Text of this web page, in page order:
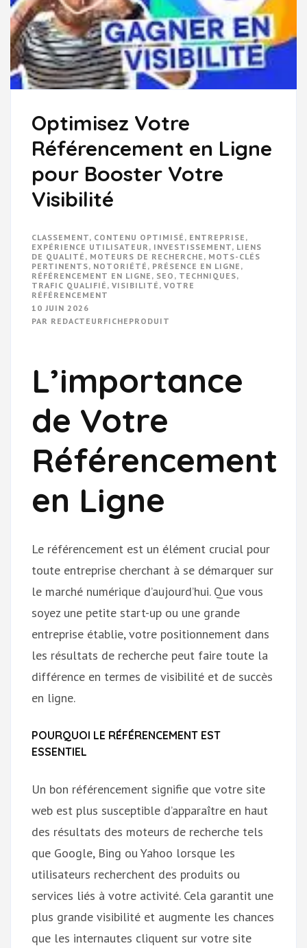
Optimisez Votre
Référencement en Ligne
pour Booster Votre
Visibilité
CLASSEMENT, CONTENU OPTIMISÉ , ENTREPRISE ,
EXPÉRIENCE UTILISATEUR , INVESTISSEMENT, LIENS
DE QUALITÉ , MOTEURS DE RECHERCHE , MOTS-CLÉS
PERTINENTS, NOTORIÉTÉ , PRÉSENCE EN LIGNE ,
RÉFÉRENCEMENT EN LIGNE , SEO , TECHNIQUES,
TRAFIC QUALIFIÉ , VISIBILITÉ , VOTRE
RÉFÉRENCEMENT
10 JUIN 2026
PAR REDACTEURFICHEPRODUIT
L’importance
de Votre
Référencement
en Ligne
Le référencement est un élément crucial pour
toute entreprise cherchant à se démarquer sur
le marché numérique d’aujourd’hui. Que vous
soyez une petite start-up ou une grande
entreprise établie, votre positionnement dans
les résultats de recherche peut faire toute la
différence en termes de visibilité et de succès
en ligne.
POURQUOI LE RÉFÉRENCEMENT EST
ESSENTIEL
Un bon référencement signifie que votre site
web est plus susceptible d’apparaître en haut
des résultats des moteurs de recherche tels
que Google, Bing ou Yahoo lorsque les
utilisateurs recherchent des produits ou
services liés à votre activité. Cela garantit une
plus grande visibilité et augmente les chances
que les internautes cliquent sur votre site